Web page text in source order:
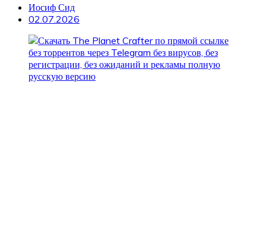
Иосиф Сид
02.07.2026